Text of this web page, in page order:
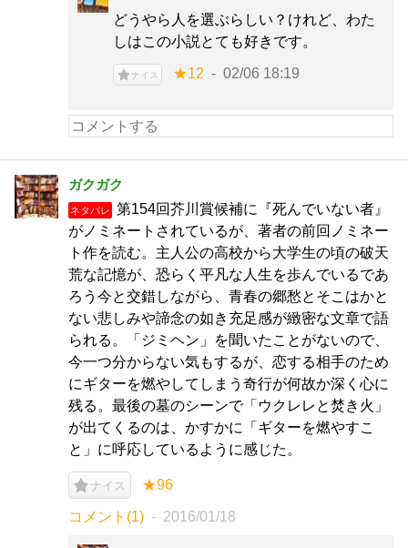
どうやら人を選ぶらしい？けれど、わた
しはこの小説とても好きです。
ナイス ★12 02/06 18:19
ガクガク
ネタバレ
第154回芥川賞候補に『死んでいない者』
がノミネートされているが、著者の前回ノミネー
ト作を読む。主人公の高校から大学生の頃の破天
荒な記憶が、恐らく平凡な人生を歩んでいるであ
ろう今と交錯しながら、青春の郷愁とそこはかと
ない悲しみや諦念の如き充足感が緻密な文章で語
られる。「ジミヘン」を聞いたことがないので、
今一つ分からない気もするが、恋する相手のため
にギターを燃やしてしまう奇行が何故か深く心に
残る。最後の墓のシーンで「ウクレレと焚き火」
が出てくるのは、かすかに「ギターを燃やすこ
と」に呼応しているように感じた。
ナイス ★96
コメント(1) 2016/01/18